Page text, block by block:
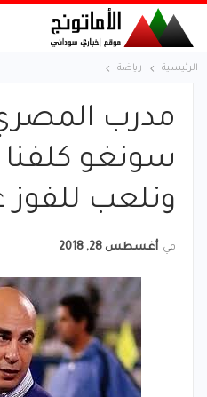
الرئيسية رياضة
مدرب
سونغو كلفنا
ونلعب للفوز
في أغسطس 28, 2018